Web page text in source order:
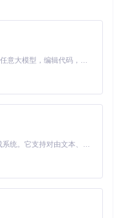
能
测试显示，DisplayPlace
：4.2秒）
：>45MB）
屏配置之旅
Claude Code 的开源替代方案。连接任意大模型，编辑代码，运行命令，自动验证 — 全自动执行。用 Rust 构建，极致性能。 ｜ An open-source alternative to Claude Code. Connect any LLM, edit code, run commands, and verify changes — autonomously. Built in Rust for speed. Get Started
MiniMax H3 是一个通用的全模态生成系统。它支持对由文本、图像、视频和音频组成的多模态上下文进行统一理解，并能生成分辨率高达 2K、时长可达 15 秒的带原生立体声音频的视频。得益于面向任务泛化的系统设计，H3 在预训练阶段就已具备广泛的多模态上下文理解与生成能力，能够出色地执行复杂的多模态指令。